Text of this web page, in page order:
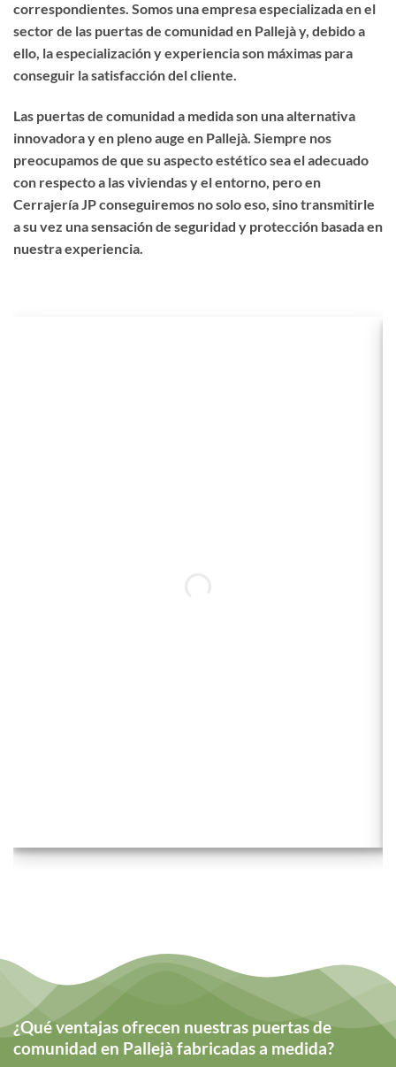
correspondientes. Somos una empresa especializada en el
sector de las puertas de comunidad en Pallejà y, debido a
ello, la especialización y experiencia son máximas para
conseguir la satisfacción del cliente.
Las puertas de comunidad a medida son una alternativa
innovadora y en pleno auge en Pallejà. Siempre nos
preocupamos de que su aspecto estético sea el adecuado
con respecto a las viviendas y el entorno, pero en
Cerrajería JP conseguiremos no solo eso, sino transmitirle
a su vez una sensación de seguridad y protección basada en
nuestra experiencia.
¿Qué ventajas ofrecen nuestras puertas de
comunidad en Pallejà fabricadas a medida?